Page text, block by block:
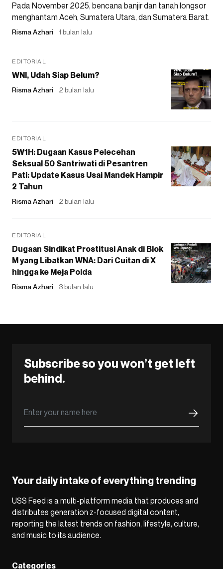
Pada November 2025, bencana banjir dan tanah longsor
menghantam Aceh, Sumatera Utara, dan Sumatera Barat.
Risma Azhari 1 bulan lalu
EDITORIAL
WNI, Udah Siap Belum?
Risma Azhari 2 bulan lalu
EDITORIAL
5W1H: Dugaan Kasus Pelecehan
Seksual 50 Santriwati di Pesantren
Pati: Update Kasus Usai Mandek Hampir
2 Tahun
Risma Azhari 2 bulan lalu
EDITORIAL
Dugaan Sindikat Prostitusi Anak di Blok
M yang Libatkan WNA: Dari Cuitan di X
hingga ke Meja Polda
Risma Azhari 3 bulan lalu
Subscribe so you won’t get left
behind.
Your daily intake of everything trending
USS Feed is a multi-platform media that produces and
distributes generation z-focused digital content,
reporting the latest trends on fashion, lifestyle, culture,
and music to its audience.
Categories